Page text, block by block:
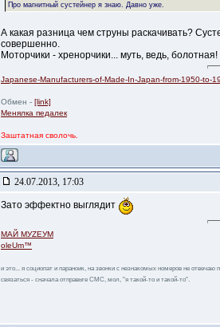
Про магнитный сустейнер я знаю. Давно уже.
А какая разница чем струны раскачивать?
совершенно.
Моторчики - хренорчики... муть, ведь, болотная!
Japanese-Manufacturers-of-Made-In-Japan-from-1950-to-
Обмен - [link]
Менялка педалек
Заштатная сволочь.
24.07.2013, 17:03
Зато эффектно выглядит
МАЙ МУZЕУМ
oleUm™
и это... я социопат и параноик, на звонки с незнакомых номеров не
связаться - сначала отправьте СМС, мол, "я такой-то и такой-то".